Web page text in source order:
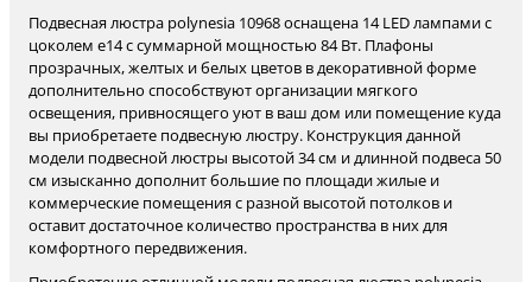
Подвесная люстра polynesia 10968 оснащена 14 LED лампами с
цоколем e14 с суммарной мощностью 84 Вт. Плафоны
прозрачных, желтых и белых цветов в декоративной форме
дополнительно способствуют организации мягкого
освещения, привносящего уют в ваш дом или помещение куда
вы приобретаете подвесную люстру. Конструкция данной
модели подвесной люстры высотой 34 см и длинной подвеса 50
см изысканно дополнит большие по площади жилые и
коммерческие помещения с разной высотой потолков и
оставит достаточное количество пространства в них для
комфортного передвижения.